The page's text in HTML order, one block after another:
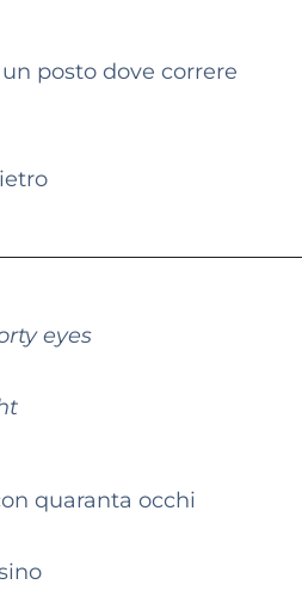
posto dove correre
eyes
quaranta occhi